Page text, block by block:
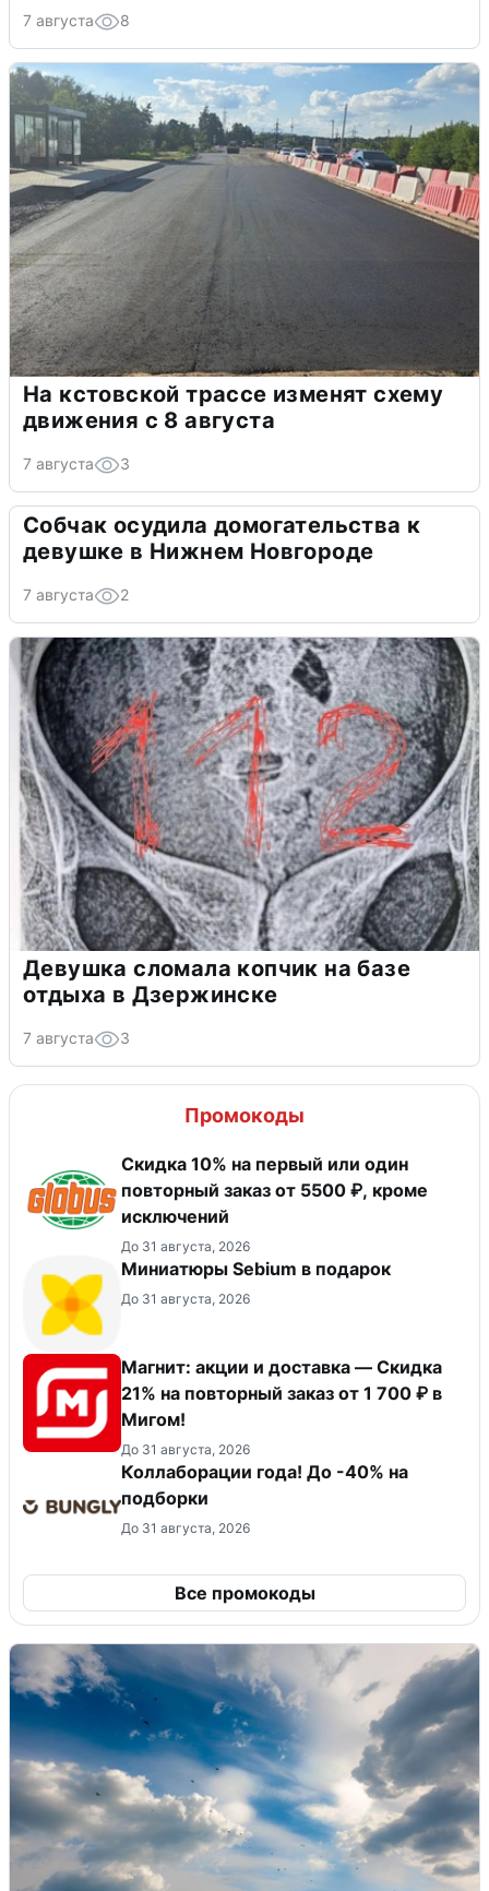
7 августа 8
На кстовской трассе изменят схему
движения с 8 августа
7 августа 3
Собчак осудила домогательства к
девушке в Нижнем Новгороде
7 августа 2
Девушка сломала копчик на базе
отдыха в Дзержинске
7 августа 3
Промокоды
​Скидка 10% на первый или один
повторный заказ от 5500 ₽, кроме
исключений
До 31 августа, 2026
Миниатюры Sebium в подарок
До 31 августа, 2026
Магнит: акции и доставка — Скидка
21% на повторный заказ от 1 700 ₽ в
Мигом!
До 31 августа, 2026
Коллаборации года! До -40% на
подборки
До 31 августа, 2026
Все промокоды